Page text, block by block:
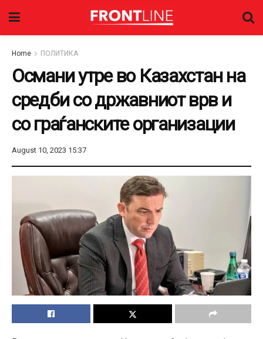
Home ПОЛИТИКА
Османи утре во Казахстан на
средби со државниот врв и
со граѓанските организации
August 10, 2023 15:37